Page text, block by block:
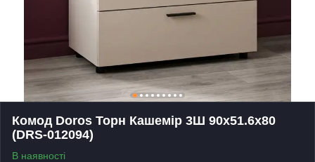
Комод Doros Торн Кашемір 3Ш 90х51.6х80
(DRS-012094)
В наявності